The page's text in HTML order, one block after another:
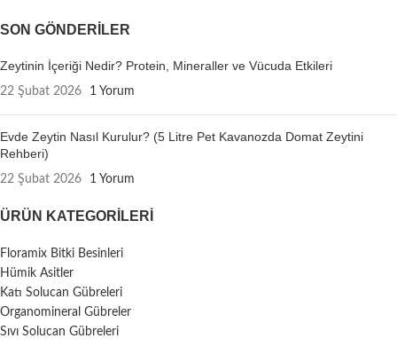
SON GÖNDERILER
Zeytinin İçeriği Nedir? Protein, Mineraller ve Vücuda Etkileri
22 Şubat 2026 1 Yorum
Evde Zeytin Nasıl Kurulur? (5 Litre Pet Kavanozda Domat Zeytini
Rehberi)
22 Şubat 2026 1 Yorum
ÜRÜN KATEGORILERI
Floramix Bitki Besinleri
Hümik Asitler
Katı Solucan Gübreleri
Organomineral Gübreler
Sıvı Solucan Gübreleri